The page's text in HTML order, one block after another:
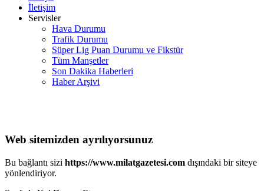
İletişim
Servisler
Hava Durumu
Trafik Durumu
Süper Lig Puan Durumu ve Fikstür
Tüm Manşetler
Son Dakika Haberleri
Haber Arşivi
Web sitemizden ayrılıyorsunuz
Bu bağlantı sizi https://www.milatgazetesi.com dışındaki bir siteye
yönlendiriyor.